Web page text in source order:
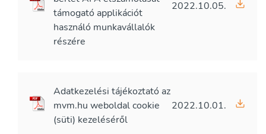
támogató applikációt
használó munkavállalók
részére
2022.10.05.
Adatkezelési tájékoztató az
mvm.hu weboldal cookie
(süti) kezeléséről
2022.10.01.